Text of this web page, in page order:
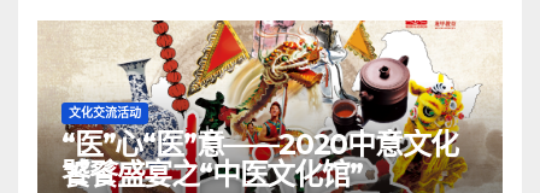
文化交流活动
“医”心“医”意——2020中意文化
饕餮盛宴之“中医文化馆”